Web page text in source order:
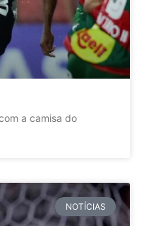
a camisa do
NOTÍCIAS